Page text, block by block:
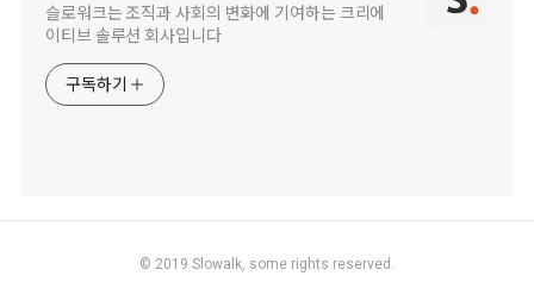
슬로워크는 조직과 사회의 변화에 기여하는 크리에
이티브 솔루션 회사입니다
구독하기
© 2019 Slowalk, some rights reserved.